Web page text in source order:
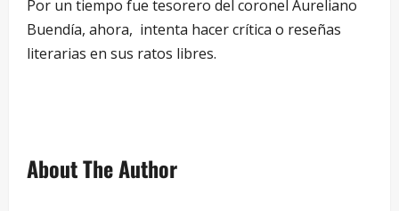
Por un tiempo fue tesorero del coronel Aureliano
Buendía, ahora, intenta hacer crítica o reseñas
literarias en sus ratos libres.
About The Author